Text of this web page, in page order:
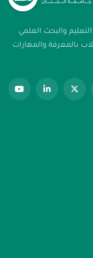
والبحث العلمي
بالمعرفة والمهارات